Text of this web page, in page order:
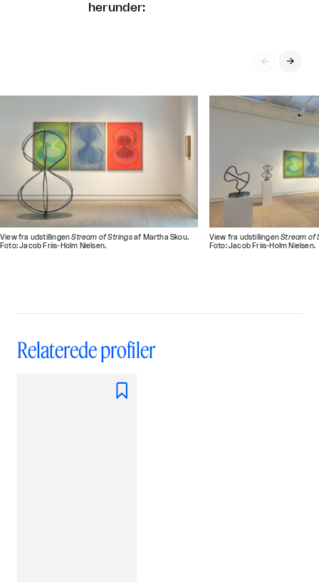
herunder:
 
View fra udstillingenStream of Stringsaf Martha Skou.
Foto: Jacob Friis-Holm Nielsen.
View fra udstillingenStream of
Foto: Jacob Friis-Holm Nielsen.
Relaterede profiler
